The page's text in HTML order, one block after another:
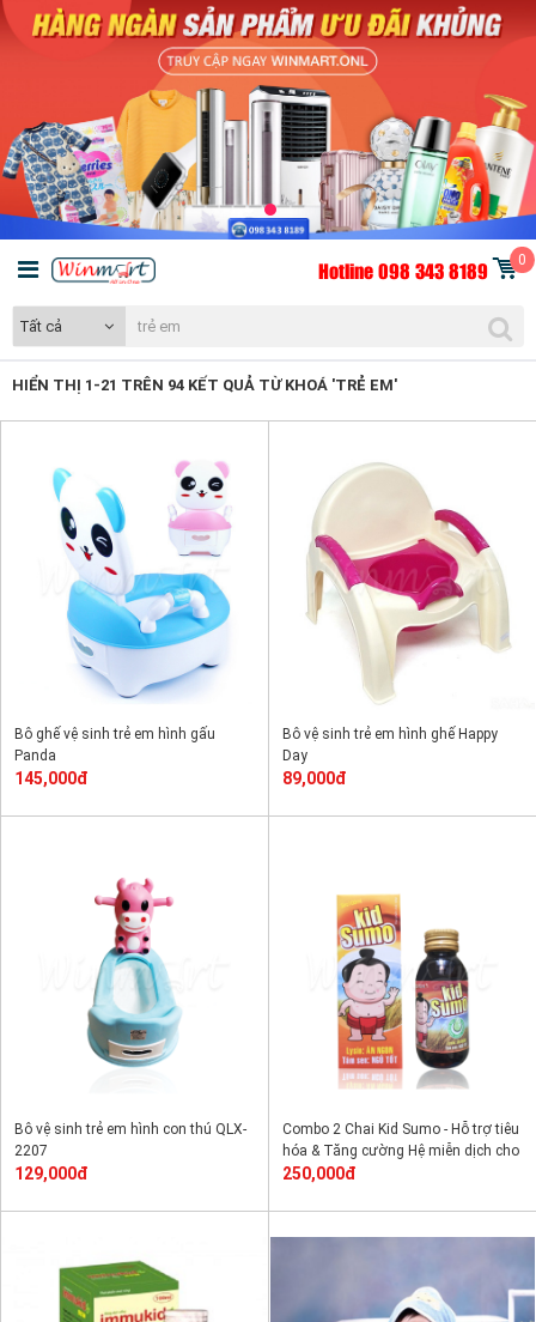
Hotline 098 343 8189 0
Tất cả
HIỂN THỊ 1-21 TRÊN 94 KẾT QUẢ TỪ KHOÁ 'TRẺ EM'
Bô ghế vệ sinh trẻ em hình gấu
Panda
145,000đ
Bô vệ sinh trẻ em hình ghế Happy
Day
89,000đ
Bô vệ sinh trẻ em hình con thú QLX-
2207
129,000đ
Combo 2 Chai Kid Sumo - Hỗ trợ tiêu
hóa & Tăng cường Hệ miễn dịch cho
trẻ em
250,000đ